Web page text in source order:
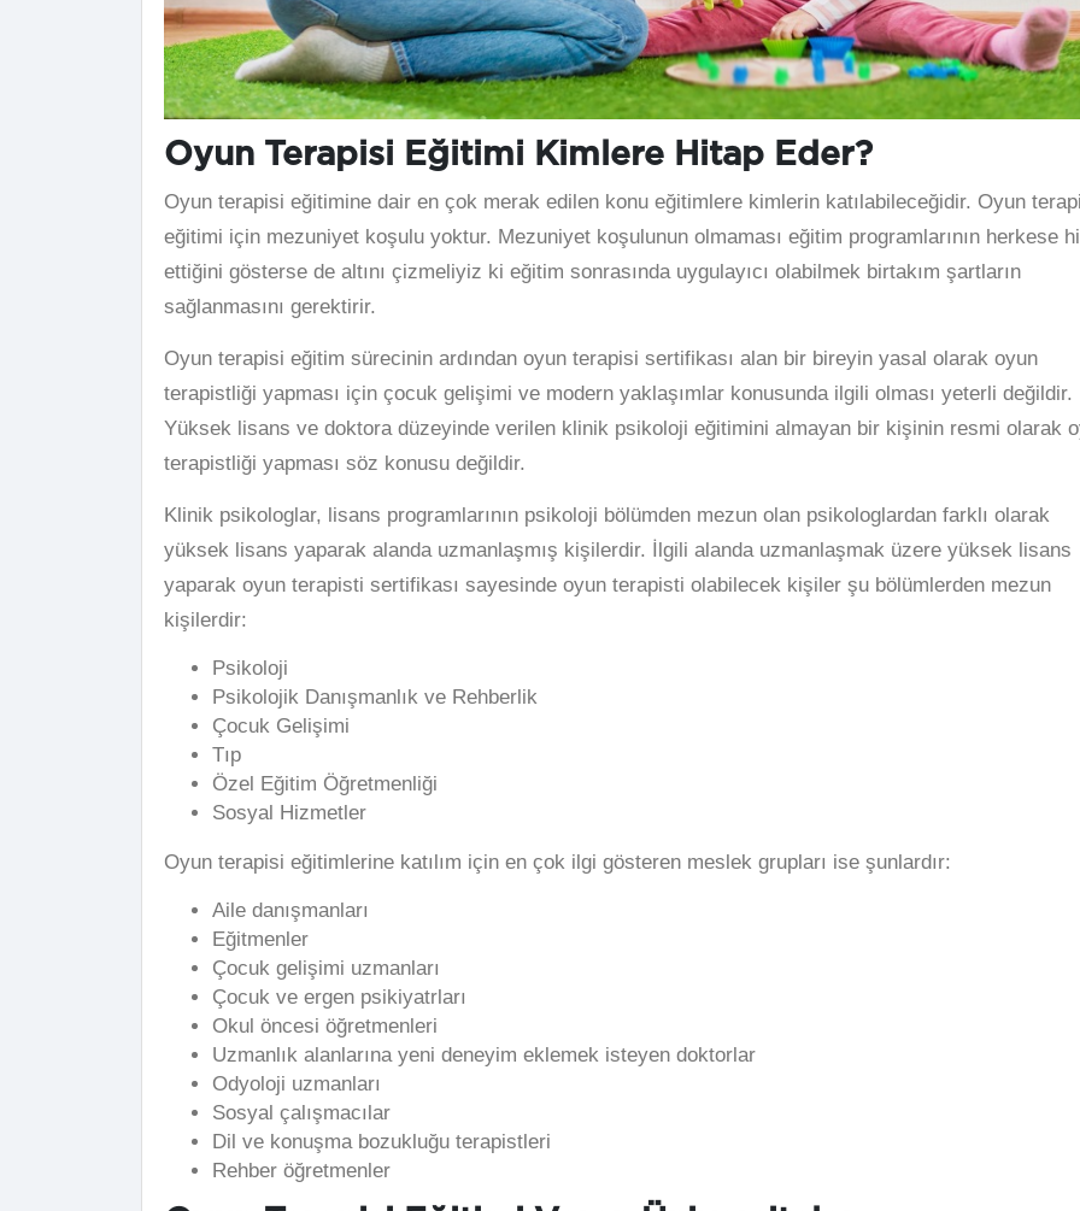
Oyun Terapisi Eğitimi Kimlere Hitap Eder?
Oyun terapisi eğitimine dair en çok merak edilen konu eğitimlere kimlerin katılabileceğidir. Oyun
eğitimi için mezuniyet koşulu yoktur. Mezuniyet koşulunun olmaması eğitim programlarının herkese
ettiğini gösterse de altını çizmeliyiz ki eğitim sonrasında uygulayıcı olabilmek birtakım şartların
sağlanmasını gerektirir.
Oyun terapisi eğitim sürecinin ardından oyun terapisi sertifikası alan bir bireyin yasal olarak oyun
terapistliği yapması için çocuk gelişimi ve modern yaklaşımlar konusunda ilgili olması yeterli değildir.
Yüksek lisans ve doktora düzeyinde verilen klinik psikoloji eğitimini almayan bir kişinin resmi olarak
terapistliği yapması söz konusu değildir.
Klinik psikologlar, lisans programlarının psikoloji bölümden mezun olan psikologlardan farklı olarak
yüksek lisans yaparak alanda uzmanlaşmış kişilerdir. İlgili alanda uzmanlaşmak üzere yüksek lisans
yaparak oyun terapisti sertifikası sayesinde oyun terapisti olabilecek kişiler şu bölümlerden mezun
kişilerdir:
Psikoloji
Psikolojik Danışmanlık ve Rehberlik
Çocuk Gelişimi
Tıp
Özel Eğitim Öğretmenliği
Sosyal Hizmetler
Oyun terapisi eğitimlerine katılım için en çok ilgi gösteren meslek grupları ise şunlardır:
Aile danışmanları
Eğitmenler
Çocuk gelişimi uzmanları
Çocuk ve ergen psikiyatrları
Okul öncesi öğretmenleri
Uzmanlık alanlarına yeni deneyim eklemek isteyen doktorlar
Odyoloji uzmanları
Sosyal çalışmacılar
Dil ve konuşma bozukluğu terapistleri
Rehber öğretmenler